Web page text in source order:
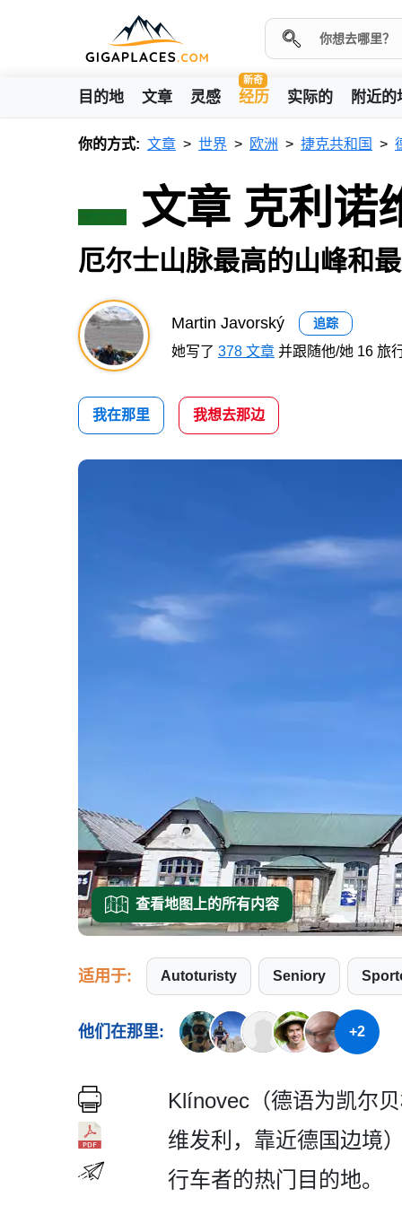
目的地 文章 灵感
新奇
经历 实际的 附近的
你的方式: 文章 世界 欧洲 捷克共和国
文章 克利诺
厄尔士山脉最高的山峰和
Martin Javorský 追踪
她写了 378 文章 并跟随他/她 16 旅
我在那里 我想去那边
查看地图上的所有内容
适用于: Autoturisty Seniory
他们在那里: +2
Klínovec（德语为凯尔
维发利，靠近德国边境
行车者的热门目的地。